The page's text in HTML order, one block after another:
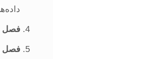
فصل
فصل